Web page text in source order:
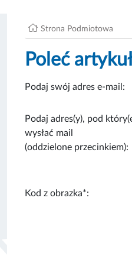
Strona Podmiotowa
Poleć
Podaj swój adres e-mail:
Podaj adres(y), pod
wysłać mail
(oddzielone przecinkiem):
Kod z obrazka*: